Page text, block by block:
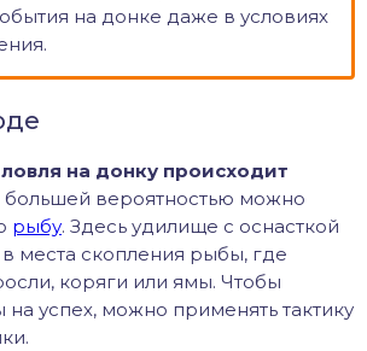
на донке даже в условиях
на донку происходит
большей вероятностью можно
рыбу. Здесь удилище с оснасткой
в места скопления рыбы, где
коряги или ямы. Чтобы
на успех, можно применять тактику